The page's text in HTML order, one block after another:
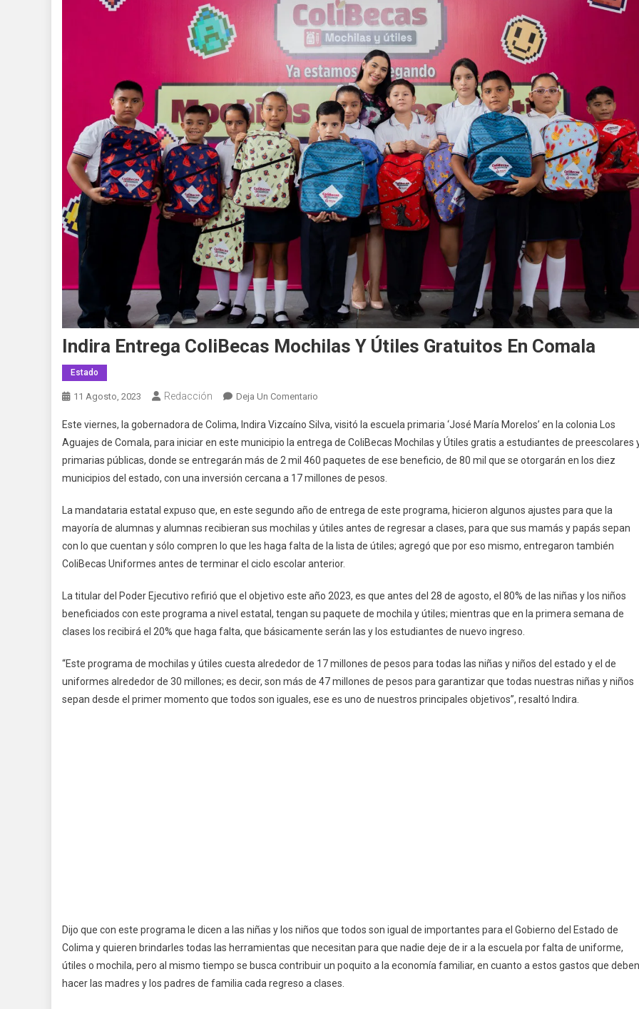
Indira Entrega ColiBecas Mochilas Y Útiles Gratuitos En Comala
Estado
11 Agosto, 2023 Redacción Deja Un Comentario
Entrega
ColiBecas
Mochilas
Y
Gratuitos
En
Comala
Este viernes, la gobernadora de Colima, Indira Vizcaíno Silva, visitó la escuela primaria ‘José María Morelos’ en la colonia Los
Aguajes de Comala, para iniciar en este municipio la entrega de ColiBecas Mochilas y Útiles gratis a estudiantes de preescolares
primarias públicas, donde se entregarán más de 2 mil 460 paquetes de ese beneficio, de 80 mil que se otorgarán en los diez
municipios del estado, con una inversión cercana a 17 millones de pesos.
La mandataria estatal expuso que, en este segundo año de entrega de este programa, hicieron algunos ajustes para que la
mayoría de alumnas y alumnas recibieran sus mochilas y útiles antes de regresar a clases, para que sus mamás y papás sepan
con lo que cuentan y sólo compren lo que les haga falta de la lista de útiles; agregó que por eso mismo, entregaron también
ColiBecas Uniformes antes de terminar el ciclo escolar anterior.
La titular del Poder Ejecutivo refirió que el objetivo este año 2023, es que antes del 28 de agosto, el 80% de las niñas y los niños
beneficiados con este programa a nivel estatal, tengan su paquete de mochila y útiles; mientras que en la primera semana de
clases los recibirá el 20% que haga falta, que básicamente serán las y los estudiantes de nuevo ingreso.
“Este programa de mochilas y útiles cuesta alrededor de 17 millones de pesos para todas las niñas y niños del estado y el de
uniformes alrededor de 30 millones; es decir, son más de 47 millones de pesos para garantizar que todas nuestras niñas y niños
sepan desde el primer momento que todos son iguales, ese es uno de nuestros principales objetivos”, resaltó Indira.
Dijo que con este programa le dicen a las niñas y los niños que todos son igual de importantes para el Gobierno del Estado de
Colima y quieren brindarles todas las herramientas que necesitan para que nadie deje de ir a la escuela por falta de uniforme,
útiles o mochila, pero al mismo tiempo se busca contribuir un poquito a la economía familiar, en cuanto a estos gastos que deben
hacer las madres y los padres de familia cada regreso a clases.